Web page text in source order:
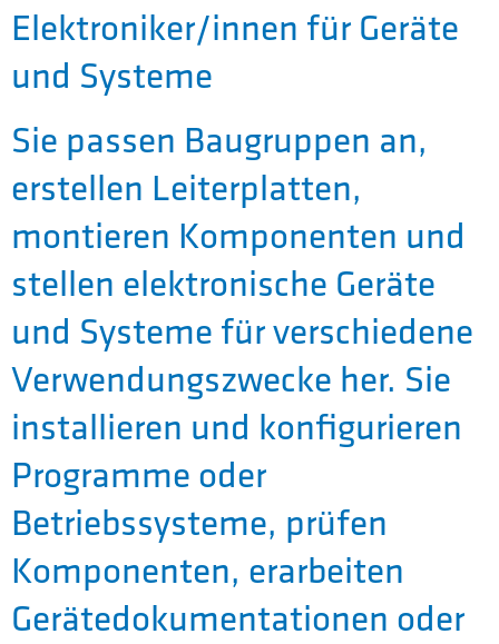
Elektroniker/innen für Geräte
und Systeme
Sie passen Baugruppen an,
erstellen Leiterplatten,
montieren Komponenten und
stellen elektronische Geräte
und Systeme für verschiedene
Verwendungszwecke her. Sie
installieren und konfigurieren
Programme oder
Betriebssysteme, prüfen
Komponenten, erarbeiten
Gerätedokumentationen oder